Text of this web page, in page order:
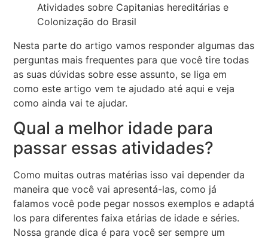
Atividades sobre Capitanias hereditárias e
Colonização do Brasil
Nesta parte do artigo vamos responder algumas das
perguntas mais frequentes para que você tire todas
as suas dúvidas sobre esse assunto, se liga em
como este artigo vem te ajudado até aqui e veja
como ainda vai te ajudar.
Qual a melhor idade para
passar essas atividades?
Como muitas outras matérias isso vai depender da
maneira que você vai apresentá-las, como já
falamos você pode pegar nossos exemplos e adaptá
los para diferentes faixa etárias de idade e séries.
Nossa grande dica é para você ser sempre um